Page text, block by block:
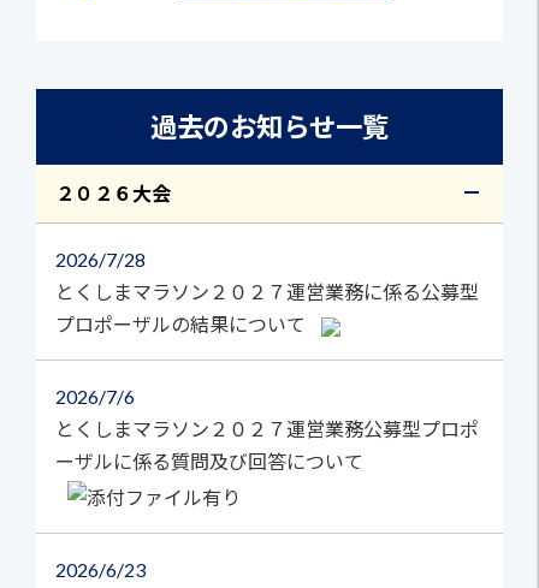
過去のお知らせ一覧
２０２６大会
2026 7/28
とくしまマラソン２０２７運営業務に係る公募型
プロポーザルの結果について
2026 7/6
とくしまマラソン２０２７運営業務公募型プロポ
ーザルに係る質問及び回答について
2026 6/23